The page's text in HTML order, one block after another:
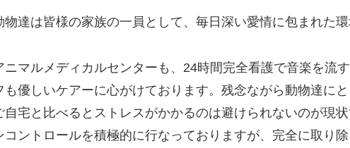
物達は皆様の家族の一員として、毎日深い愛情に包まれた環
ニマルメディカルセンターも、24時間完全看護で音楽を流
も優しいケアーに心がけております。残念ながら動物達に
自宅と比べるとストレスがかかるのは避けられないのが現
コントロールを積極的に行なっておりますが、完全に取り除